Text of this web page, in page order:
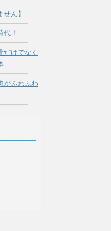
ん】
！
だけでなく
がふわふわ